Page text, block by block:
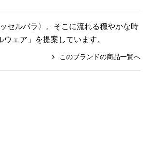
セルバラ〉。そこに流れる穏やかな時
ェア」を提案しています。
このブランドの商品一覧へ